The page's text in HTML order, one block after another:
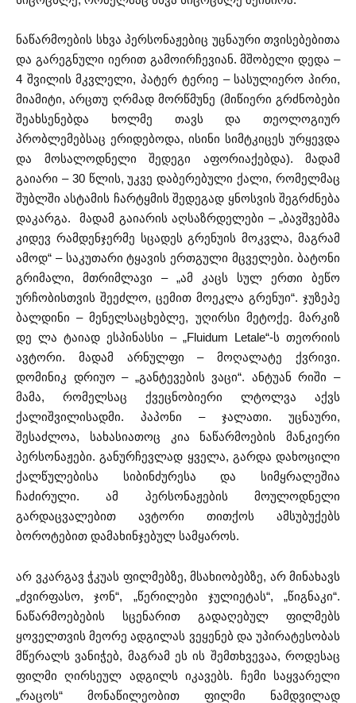
ნაწარმოების სხვა პერსონაჟებიც უცნაური თვისებებითა
და გარეგნული იერით გამოირჩევიან. მშობელი დედა –
4 შვილის მკვლელი, პატერ ტერიე – სასულიერო პირი,
მიამიტი, არცთუ ღრმად მორწმუნე (მიწიერი გრძნობები
შეახსენებდა ხოლმე თავს და თეოლოგიურ
პრობლემებსაც ერიდებოდა, ისინი სიმტკიცეს ურყევდა
და მოსალოდნელი შედეგი აფორიაქებდა). მადამ
გაიარი – 30 წლის, უკვე დაბერებული ქალი, რომელმაც
შუბლში ასტამის ჩარტყმის შედეგად ყნოსვის შეგრძნება
დაკარგა. მადამ გაიარის აღსაზრდელები – „ბავშვებმა
კიდევ რამდენჯერმე სცადეს გრენუის მოკვლა, მაგრამ
ამოდ“ – საკუთარი ტყავის ერთგული მცველები. ბატონი
გრიმალი, მთრიმლავი – „ამ კაცს სულ ერთი ბეწო
ურჩობისთვის შეეძლო, ცემით მოეკლა გრენუი“. ჯუზეპე
ბალდინი – მენელსაცხებლე, უღირსი მეტოქე. მარკიზ
დე ლა ტაიად ესპინასსი – „Fluidum Letale“-ს თეორიის
ავტორი. მადამ არნულფი – მოღალატე ქვრივი.
დომინიკ დრიუო – „განტევების ვაცი“. ანტუან რიში –
მამა, რომელსაც ქვეცნობიერი ლტოლვა აქვს
ქალიშვილისადმი. პაპონი – ჯალათი. უცნაური,
შესაძლოა, სახასიათოც კია ნაწარმოების მანკიერი
პერსონაჟები. განურჩევლად ყველა, გარდა დახოცილი
ქალწულებისა სიბინძურესა და სიმყრალეშია
ჩაძირული. ამ პერსონაჟების მოულოდნელი
გარდაცვალებით ავტორი თითქოს ამსუბუქებს
ბოროტებით დამახინჯებულ სამყაროს.
არ ვკარგავ ჭკუას ფილმებზე, მსახიობებზე, არ მინახავს
„ძვირფასო, ჯონ“, „წერილები ჯულიეტას“, „წიგნაკი“.
ნაწარმოებების სცენარით გადაღებულ ფილმებს
ყოველთვის მეორე ადგილას ვეყენებ და უპირატესობას
მწერალს ვანიჭებ, მაგრამ ეს ის შემთხვევაა, როდესაც
ფილმი ღირსეულ ადგილს იკავებს. ჩემი საყვარელი
„რაცოს“ მონაწილეობით ფილმი ნამდვილად